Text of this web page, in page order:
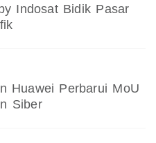
Indosat Bidik Pasar
Huawei Perbarui MoU
Siber